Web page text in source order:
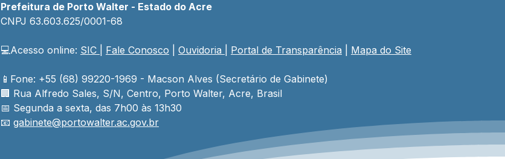
Prefeitura de Porto Walter - Estado do Acre
CNPJ 63.603.625/0001-68
💻Acesso online: SIC Fale Conosco Ouvidoria Portal de Transparência Mapa do Site
📱Fone: +55 (68) 99220-1969 - Macson Alves (Secretário de Gabinete)
🏢 Rua Alfredo Sales, S/N, Centro, Porto Walter, Acre, Brasil
📅 Segunda a sexta, das 7h00 às 13h30
📧 gabinete@portowalter.ac.gov.br